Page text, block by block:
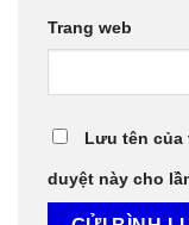
Trang web
Lưu tên của
duyệt này cho